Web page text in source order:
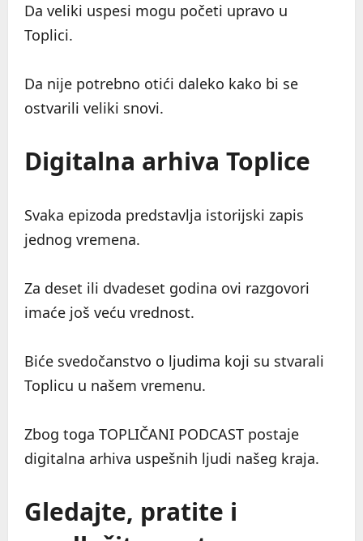
Da veliki uspesi mogu početi upravo u
Toplici.
Da nije potrebno otići daleko kako bi se
ostvarili veliki snovi.
Digitalna arhiva Toplice
Svaka epizoda predstavlja istorijski zapis
jednog vremena.
Za deset ili dvadeset godina ovi razgovori
imaće još veću vrednost.
Biće svedočanstvo o ljudima koji su stvarali
Toplicu u našem vremenu.
Zbog toga TOPLIČANI PODCAST postaje
digitalna arhiva uspešnih ljudi našeg kraja.
Gledajte, pratite i